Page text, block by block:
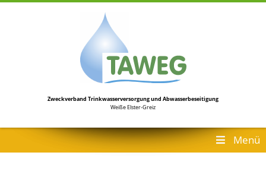
Zweckverband Trinkwasserversorgungund Abwasserbeseitigung
Weiße Elster-Greiz
Menü